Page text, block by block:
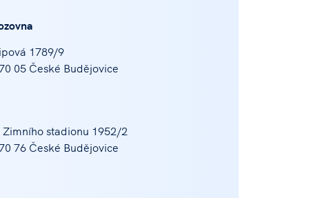
1789/9
05 České Budějovice
Zimního stadionu 1952/2
76 České Budějovice